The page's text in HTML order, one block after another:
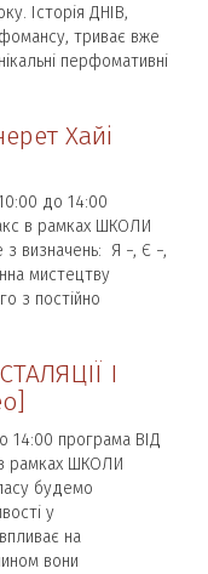
Історія ДНІВ,
триває вже
перфомативні
Хайі
до 14:00
в рамках ШКОЛИ
визначень: Я −, Є −,
мистецтву
з постійно
І
14:00 програма ВІД
рамках ШКОЛИ
будемо
у
на
вони